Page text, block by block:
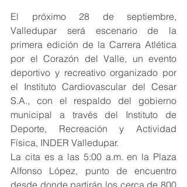
El próximo 28 de septiembre,
Valledupar será escenario de la
primera edición de la Carrera Atlética
por el Corazón del Valle, un evento
deportivo y recreativo organizado por
el Instituto Cardiovascular del Cesar
S.A., con el respaldo del gobierno
municipal a través del Instituto de
Deporte, Recreación y Actividad
Física, INDER Valledupar.
La cita es a las 5:00 a.m. en la Plaza
Alfonso López, punto de encuentro